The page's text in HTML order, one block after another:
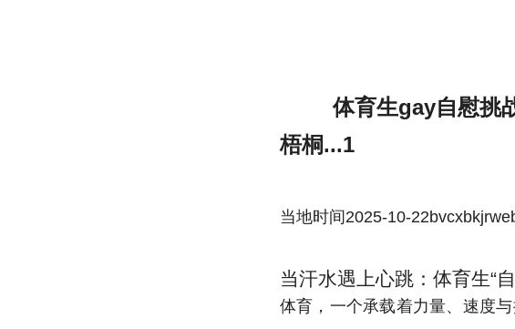
体育生gay自慰挑
梧桐...1
当地时间2025-10-
当汗水遇上心跳：体育生“
体育，一个承载着力量、速度